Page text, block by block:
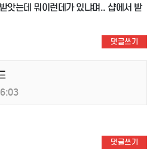
앗는데 뭐이런데가 있냐며.. 샵에서 받
댓글쓰기
댓글쓰기